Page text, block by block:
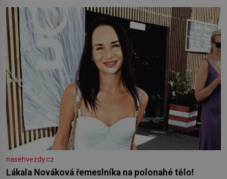
od roku 1223 postupují podél Kaspického a Azovského
moře,
nasehvezdy.cz
Lákala Nováková řemeslníka na polonahé tělo!